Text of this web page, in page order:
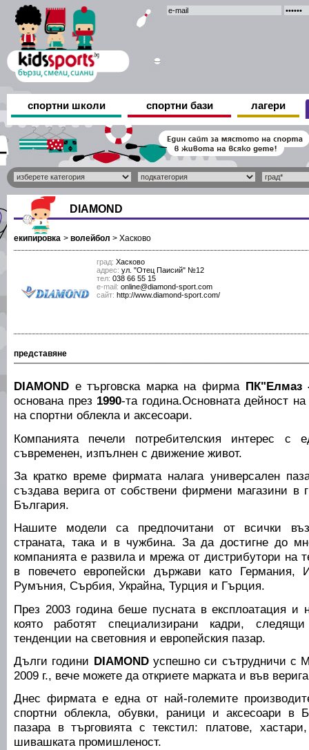
спортни школи спортни бази лагери
DIAMOND
екипировка > волейбол > Хасково
град: Хасково
адрес: ул. "Отец Паисий" №12
тел: 038 66 55 15
е-mail: online@diamond-sport.com
сайт: http://www.diamond-sport.com/
представяне
DIAMOND е търговска марка на фирмаПК"Елмаз
основана през 1990-та година.Основната дейност
на спортни облекла и аксесоари.
Компанията печели потребителския интерес с
съвременен, изпълнен с движение живот.
За кратко време фирмата налага универсален
създава верига от собствени фирмени магазини в
България.
Нашите модели са предпочитани от всички
страната, така и в чужбина. За да достигне до
компанията е развила и мрежа от дистрибутори на
в повечето европейски държави като Германия,
Румъния, Сърбия, Украйна, Турция и Гърция.
През 2003 година беше пусната в експлоатация и
която работят специализирани кадри,
тенденции на световния и европейския пазар.
Дълги години DIAMONDуспешно си сътрудничи с
2009 г., вече можете да откриете марката и във
Днес фирмата е една от най-големите
спортни облекла, обувки, раници и аксесоари
пазара в търговията с текстил: платове,
шивашката промишленост.